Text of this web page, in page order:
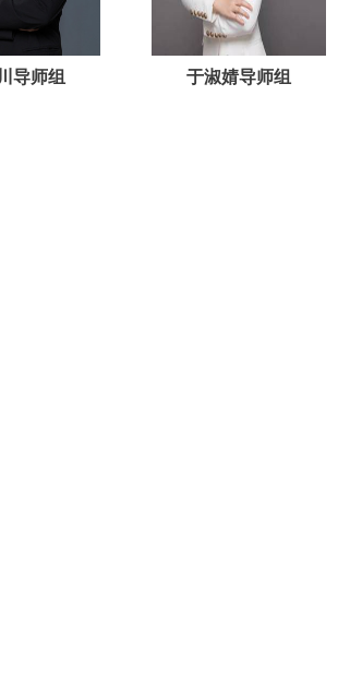
导师组 于淑婧导师组